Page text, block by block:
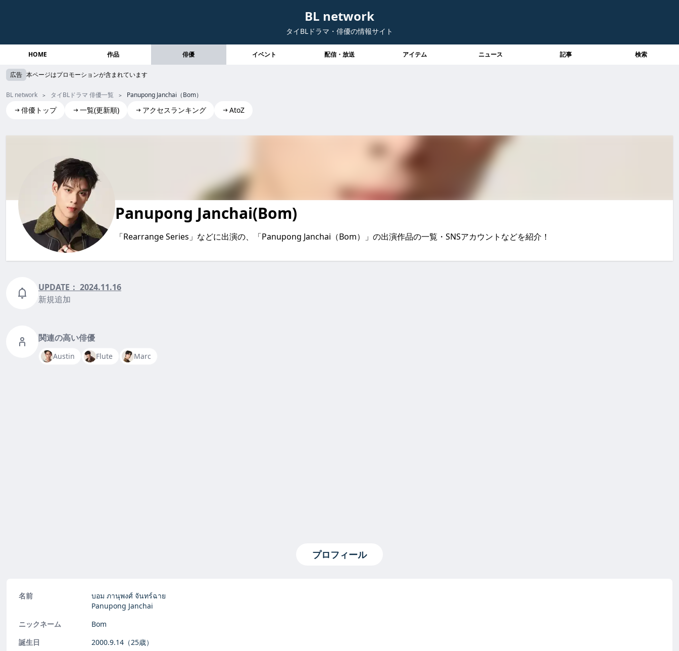
BL network
タイBLドラマ・俳優の情報サイト
HOME 作品 俳優 イベント 配信・放送 アイテム ニュース 記事 検索
広告 本ページはプロモーションが含まれています
BL network タイBLドラマ 俳優一覧 Panupong Janchai（Bom）
俳優トップ 一覧(更新順) アクセスランキング AtoZ
Panupong Janchai(Bom)
「Rearrange Series」などに出演の、「Panupong Janchai（Bom）」の出演作品の一覧・SNSアカウントなどを紹介！
UPDATE： 2024.11.16
新規追加
関連の高い俳優
Austin Flute Marc
プロフィール
名前
บอม ภานุพงศ์ จันทร์ฉาย
Panupong Janchai
ニックネーム
Bom
誕生日
2000.9.14 （25歳）